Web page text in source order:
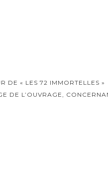
DE « LES 72 IMMORTELLES »
DE L’OUVRAGE,